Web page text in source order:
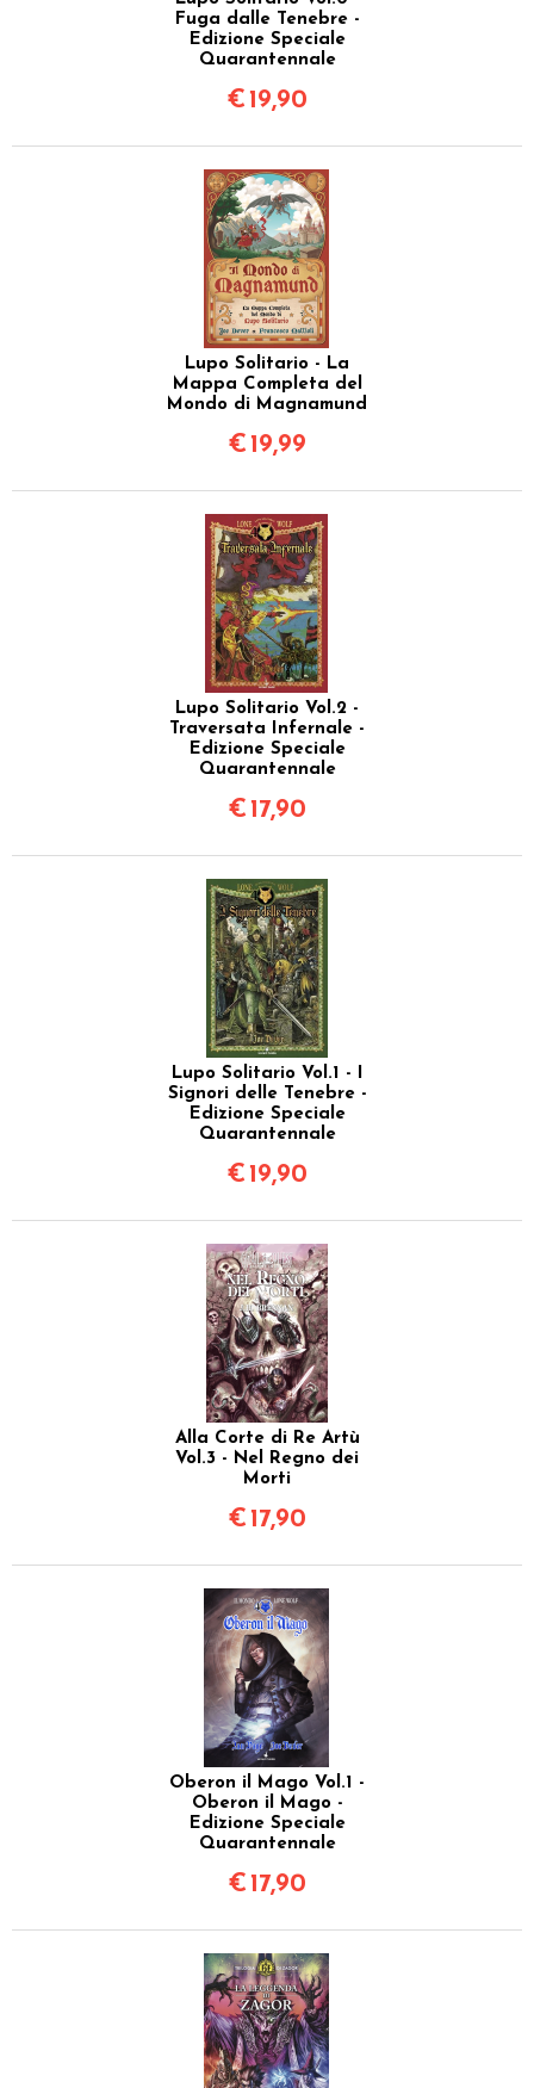
Fuga dalle Tenebre -
Edizione Speciale
Quarantennale
€ 19,90
Lupo Solitario - La
Mappa Completa del
Mondo di Magnamund
€ 19,99
Lupo Solitario Vol.2 -
Traversata Infernale -
Edizione Speciale
Quarantennale
€ 17,90
Lupo Solitario Vol.1 - I
Signori delle Tenebre -
Edizione Speciale
Quarantennale
€ 19,90
Alla Corte di Re Artù
Vol.3 - Nel Regno dei
Morti
€ 17,90
Oberon il Mago Vol.1 -
Oberon il Mago -
Edizione Speciale
Quarantennale
€ 17,90